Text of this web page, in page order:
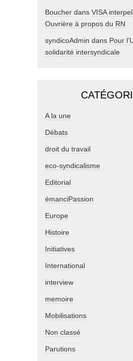
Boucher dans VISA
Ouvrière à propos du RN
syndicoAdmin dans Pour
solidarité intersyndicale
A la une
Débats
droit du travail
eco-syndicalisme
Editorial
émanciPassion
Europe
Histoire
Initiatives
International
interview
memoire
Mobilisations
Non classé
Parutions